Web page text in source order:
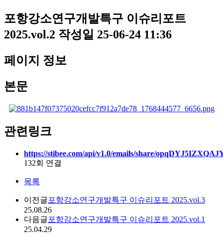
포항강소연구개발특구 이슈리포트
2025.vol.2 작성일 25-06-24 11:36
페이지 정보
본문
관련링크
https://stibee.com/api/v1.0/emails/share/
132회 연결
목록
이전글포항강소연구개발특구 이슈리포트 2025.vol.3
25.08.26
다음글포항강소연구개발특구 이슈리포트 2025.vol.1
25.04.29